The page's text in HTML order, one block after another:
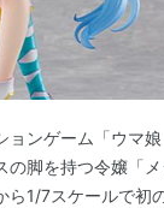
ョンゲーム「ウマ
の脚を持つ令嬢「メ
ら1/7スケールで初